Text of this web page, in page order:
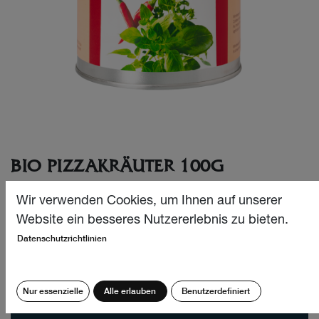
BIO PIZZAKRÄUTER 100G
Weil man nie genug Pizza essen kann: Bio Pizzakräuter in
der Nachfülldose.
CHF30.70
Menge:
Wir verwenden Cookies, um Ihnen auf unserer
Website ein besseres Nutzererlebnis zu bieten.
Datenschutzrichtlinien
Nur essenzielle Alle erlauben Benutzerdefiniert